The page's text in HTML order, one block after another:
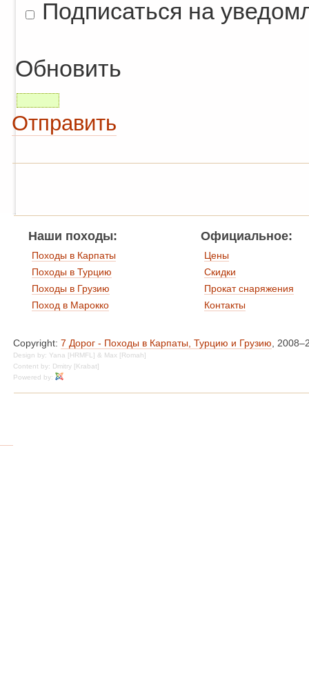
Подписаться на
Обновить
Отправить
Наши походы:
Походы в Карпаты
Походы в Турцию
Походы в Грузию
Поход в Марокко
Официальное:
Цены
Скидки
Прокат снаряжения
Контакты
Copyright: 7 Дорог - Походы в Карпаты, Турцию и Грузию,
Design by: Yana [HRMFL] & Max [Romah]
Content by: Dmitry [Krabat]
Powered by: